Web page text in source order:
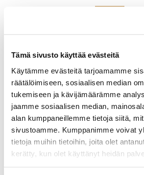
Tämä sivusto käyttää evästeitä
Käytämme evästeitä tarjoamamme
räätälöimiseen, sosiaalisen median
tukemiseen ja kävijämäärämme
jaamme sosiaalisen median,
alan kumppaneillemme tietoja siitä,
sivustoamme. Kumppanimme voivat
tietoja muihin tietoihin, joita olet
kerätty, kun olet käyttänyt heidän
Tulevat tapahtumat
Ensimmäinen kisa uudenlaisella
irish rumble, 4hlö joukkueilla) päästiin
ja seuraavaksi jatketaan yksilökisalla
4.5. Lippukisa: Tasoituksellinen
lisämausteen antaa konkreettisesti
sijoitetaan väylälle tai greenin viereen,
mukaiset lyönnit on lyöty. Kenen
hyvin ja kuka saa vietyä lippunsa